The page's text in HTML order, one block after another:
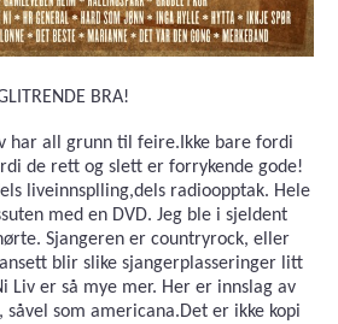
BRA!
har all grunn til feire.Ikke bare fordi
de rett og slett er forrykende gode!
liveinnsplling,dels radioopptak. Hele
med en DVD. Jeg ble i sjeldent
Sjangeren er countryrock, eller
blir slike sjangerplasseringer litt
Liv er så mye mer. Her er innslag av
såvel som americana.Det er ikke kopi